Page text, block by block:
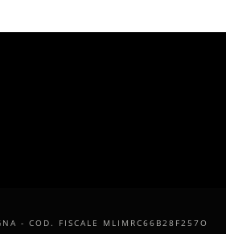
- COD. FISCALE MLIMRC66B28F257O